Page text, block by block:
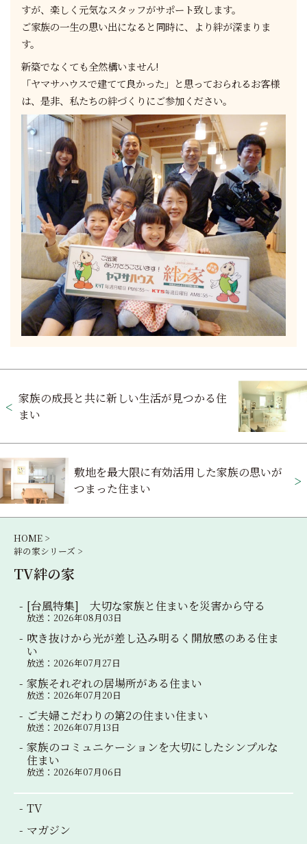
すが、楽しく元気なスタッフがサポート致します。
ご家族の一生の思い出になると同時に、より絆が深まりま
す。
新築でなくても全然構いません!
「ヤマサハウスで建てて良かった」と思っておられるお客様
は、是非、私たちの絆づくりにご参加ください。
稿
ナ
ビ
ゲ
ー
シ
ョ
家族の成長と共に新しい生活が見つかる住
まい
敷地を最大限に有効活用した家族の思いが
つまった住まい
HOME >
絆の家シリーズ >
TV絆の家
[台風特集] 大切な家族と住まいを災害から守る
放送：2026年08月03日
吹き抜けから光が差し込み明るく開放感のある住ま
い
放送：2026年07月27日
家族それぞれの居場所がある住まい
放送：2026年07月20日
ご夫婦こだわりの第2の住まい住まい
放送：2026年07月13日
家族のコミュニケーションを大切にしたシンプルな
住まい
放送：2026年07月06日
TV
マガジン